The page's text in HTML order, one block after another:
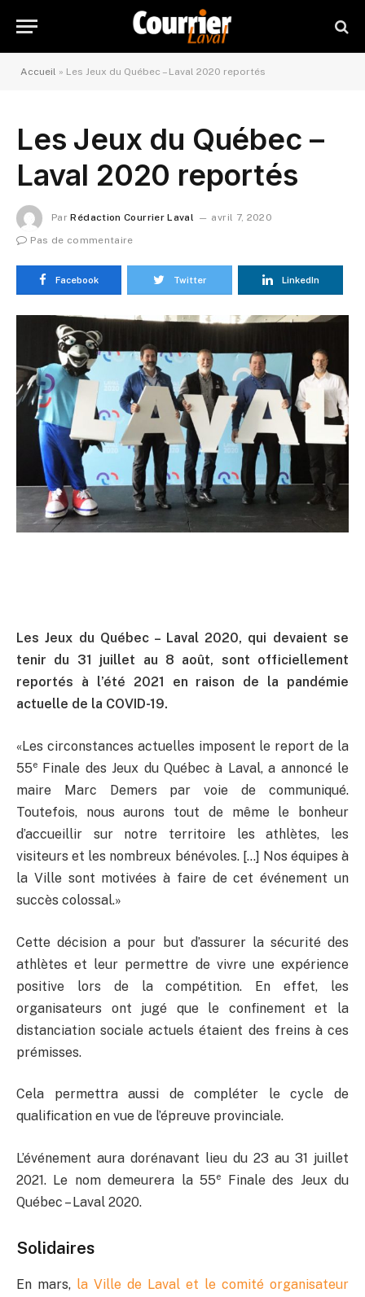
Accueil » Les Jeux du Québec – Laval 2020 reportés
Les Jeux du Québec –
Laval 2020 reportés
Par Rédaction Courrier Laval
avril 7, 2020
Pas de commentaire
Facebook Twitter LinkedIn
Les Jeux du Québec – Laval 2020, qui devaient se
tenir du 31 juillet au 8 août, sont officiellement
reportés à l’été 2021 en raison de la pandémie
actuelle de la COVID-19.
«Les circonstances actuelles imposent le report de la
55e
Finale des Jeux du Québec à Laval, a annoncé le
maire Marc Demers par voie de communiqué.
Toutefois, nous aurons tout de même le bonheur
d’accueillir sur notre territoire les athlètes, les
visiteurs et les nombreux bénévoles. […] Nos équipes à
la Ville sont motivées à faire de cet événement un
succès colossal.»
Cette décision a pour but d’assurer la sécurité des
athlètes et leur permettre de vivre une expérience
positive lors de la compétition. En effet, les
organisateurs ont jugé que le confinement et la
distanciation sociale actuels étaient des freins à ces
prémisses.
Cela permettra aussi de compléter le cycle de
qualification en vue de l’épreuve provinciale.
L’événement aura dorénavant lieu du 23 au 31 juillet
2021. Le nom demeurera la 55e
Finale des Jeux du
Québec – Laval 2020.
Solidaires
En mars, la Ville de Laval et le comité organisateur